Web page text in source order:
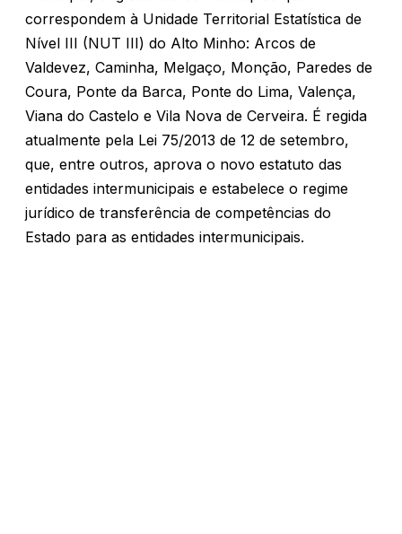
correspondem à Unidade Territorial Estatística de
Nível III (NUT III) do Alto Minho: Arcos de
Valdevez, Caminha, Melgaço, Monção, Paredes de
Coura, Ponte da Barca, Ponte do Lima, Valença,
Viana do Castelo e Vila Nova de Cerveira. É regida
atualmente pela Lei 75/2013 de 12 de setembro,
que, entre outros, aprova o novo estatuto das
entidades intermunicipais e estabelece o regime
jurídico de transferência de competências do
Estado para as entidades intermunicipais.